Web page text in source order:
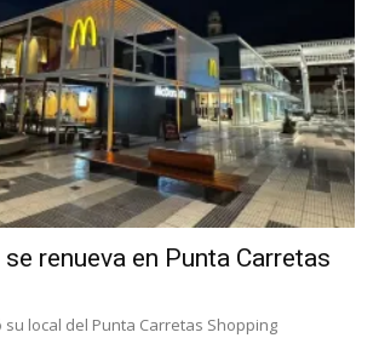
se renueva en Punta Carretas
su local del Punta Carretas Shopping